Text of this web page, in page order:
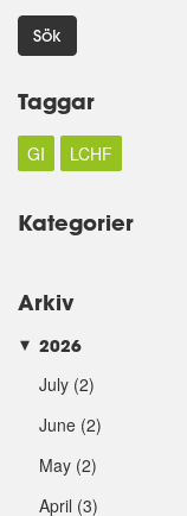
Sök
Taggar
GI LCHF
Kategorier
Arkiv
► 2026
July (2)
June (2)
May (2)
April (3)